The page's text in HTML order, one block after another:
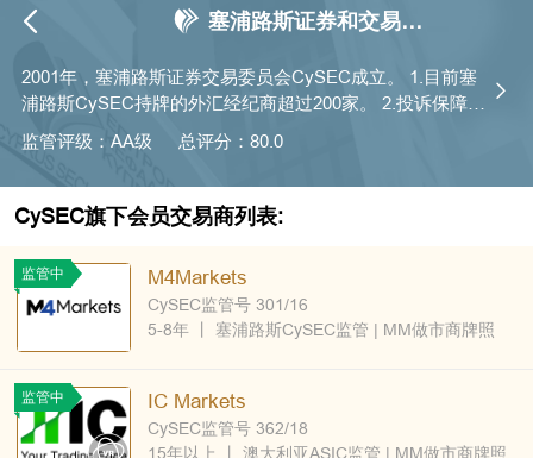
塞浦路斯证券和交易委
员会
2001年，塞浦路斯证券交易委员会CySEC成立。 1.目前塞
浦路斯CySEC持牌的外汇经纪商超过200家。 2.投诉保障方
面，CySEC设立“投资者赔偿基金（ICF）”，可处理破产清
偿，赔偿上限为20,000欧元。
监管评级：AA级 总评分：80.0
CySEC旗下会员交易商列表:
监管中 M4Markets
CySEC监管号 301/16
5-8年
塞浦路斯CySEC监管 | MM做市商牌照
监管中 IC Markets
CySEC监管号 362/18
15年以上 丨澳大利亚ASIC监管 | MM做市商牌照